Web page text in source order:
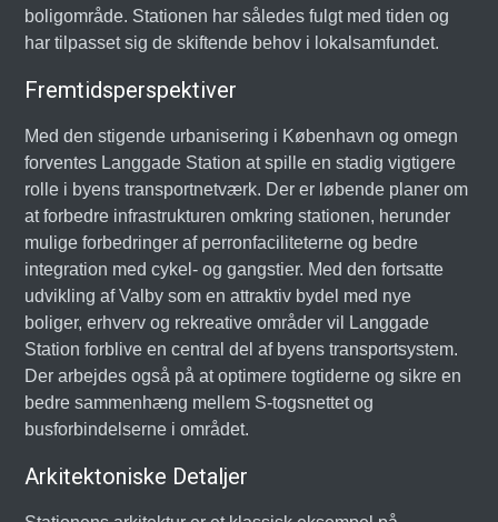
boligområde. Stationen har således fulgt med tiden og
har tilpasset sig de skiftende behov i lokalsamfundet.
Fremtidsperspektiver
Med den stigende urbanisering i København og omegn
forventes Langgade Station at spille en stadig vigtigere
rolle i byens transportnetværk. Der er løbende planer om
at forbedre infrastrukturen omkring stationen, herunder
mulige forbedringer af perronfaciliteterne og bedre
integration med cykel- og gangstier. Med den fortsatte
udvikling af Valby som en attraktiv bydel med nye
boliger, erhverv og rekreative områder vil Langgade
Station forblive en central del af byens transportsystem.
Der arbejdes også på at optimere togtiderne og sikre en
bedre sammenhæng mellem S-togsnettet og
busforbindelserne i området.
Arkitektoniske Detaljer